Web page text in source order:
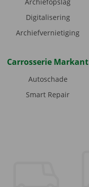
Digitalisering
Archiefvernietiging
Carrosserie Markant
Autoschade
Smart Repair